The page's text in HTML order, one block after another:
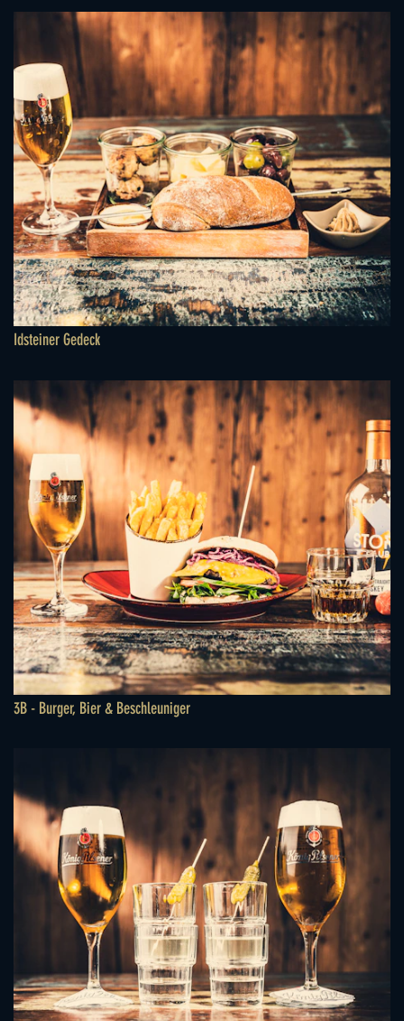
Idsteiner Gedeck
3B - Burger, Bier & Beschleuniger